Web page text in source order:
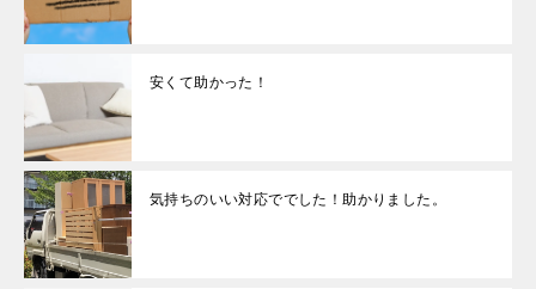
安くて助かった！
気持ちのいい対応ででした！助かりました。